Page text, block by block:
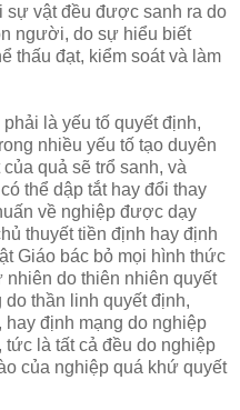
sự vật đều được sanh ra do
người, do sự hiểu biết
thấu đạt, kiểm soát và làm
là yếu tố quyết định,
nhiều yếu tố tạo duyên
quả sẽ trổ sanh, và
thể dập tắt hay đổi thay
về nghiệp được dạy
thuyết tiền định hay định
Giáo bác bỏ mọi hình thức
do thiên nhiên quyết
thần linh quyết định,
định mạng do nghiệp
là tất cả đều do nghiệp
của nghiệp quá khứ quyết